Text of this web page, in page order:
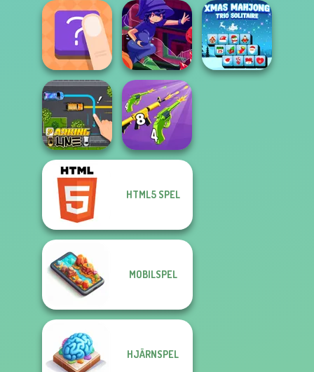
Indian SUV
Offroad
Simulator
Worm Out: Brain
Teaser Games
Favorite Puzzles
The Shape Mirror Wizard
Parking Line
Merge 2048 Gun
HTML5 SPEL
MOBILSPEL
HJÄRNSPEL